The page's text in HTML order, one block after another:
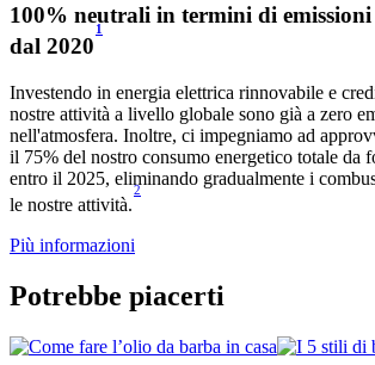
100% neutrali in termini di
dal 2020
1
Investendo in energia elettrica rinnovabile e
nostre attività a livello globale sono già a zero
nell'atmosfera. Inoltre, ci impegniamo ad
il 75% del nostro consumo energetico totale da
entro il 2025, eliminando gradualmente i
le nostre attività.
2
Più informazioni
Potrebbe piacerti